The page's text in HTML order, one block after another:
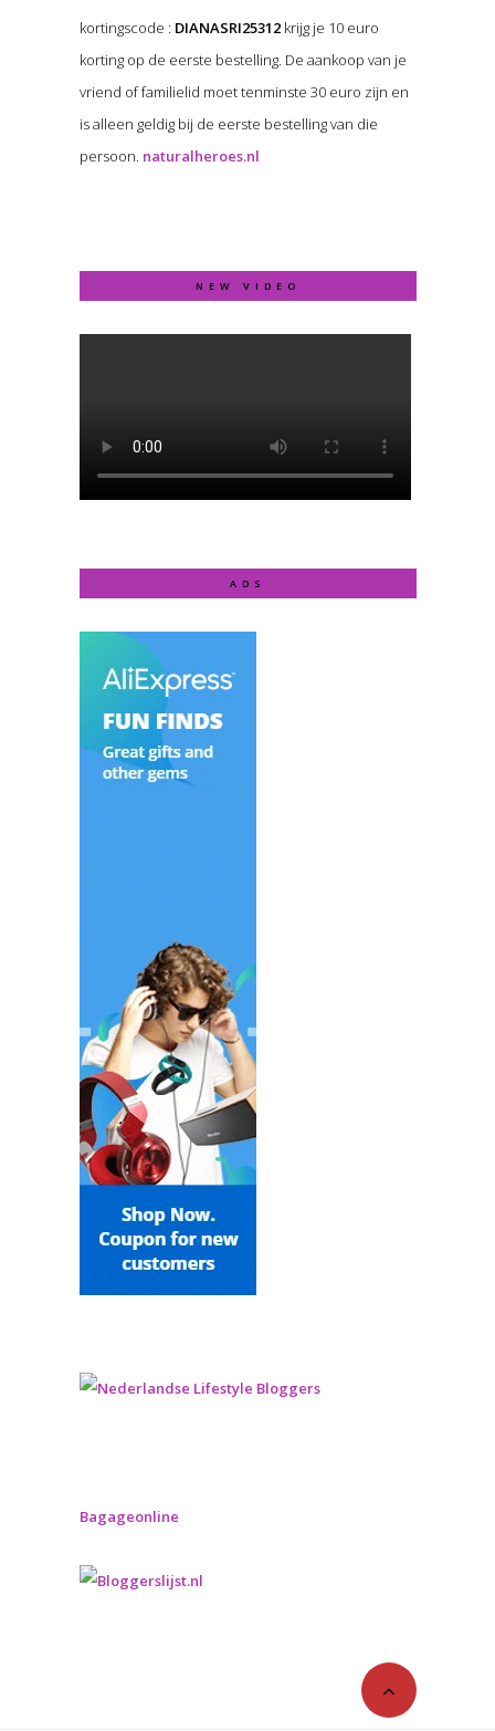
kortingscode : DIANASRI25312krijg je 10 euro
korting op de eerste bestelling. De aankoop van je
vriend of familielid moet tenminste 30 euro zijn en
is alleen geldig bij de eerste bestelling van die
persoon. naturalheroes.nl
NEW VIDEO
ADS
Bagageonline